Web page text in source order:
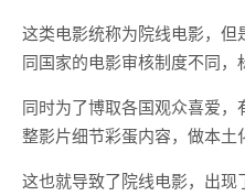
这类电影统称为院线电影，
同国家的电影审核制度不同，
同时为了博取各国观众喜爱
整影片细节彩蛋内容，做本土
这也就导致了院线电影，出